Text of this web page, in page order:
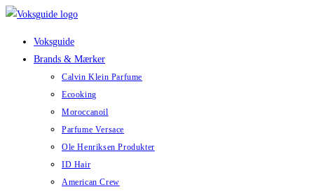
Skip
Voksguide
Brands & Mærker
Calvin Klein Parfume
Ecooking
Moroccanoil
Parfume Versace
Ole Henriksen Produkter
ID Hair
American Crew